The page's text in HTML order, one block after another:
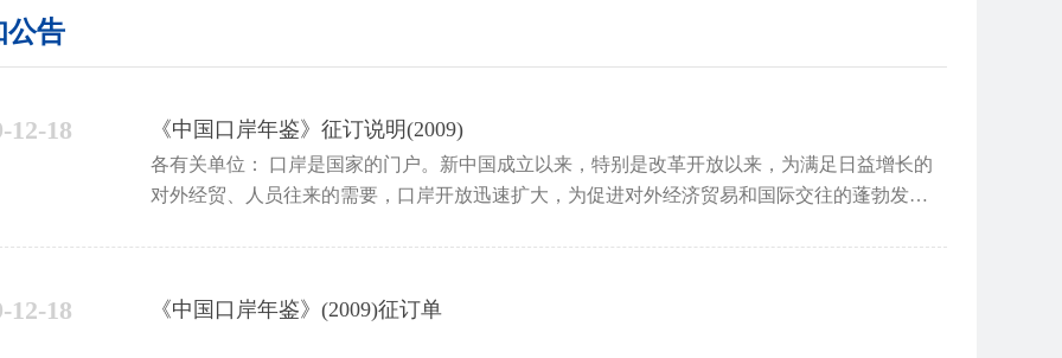
公告
12-18 《中国口岸年鉴》征订说明(2009)
各有关单位： 口岸是国家的门户。新中国成立以来，特别是改革开放以来，为满足日益增长的
对外经贸、人员往来的需要，口岸开放迅速扩大，为促进对外经济贸易和国际交往的蓬勃发展
12-18 《中国口岸年鉴》(2009)征订单